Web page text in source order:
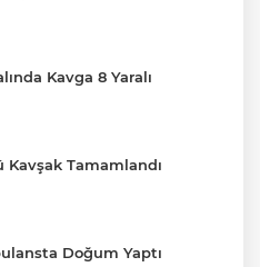
Kavga 8 Yaralı
Kavşak Tamamlandı
Doğum Yaptı